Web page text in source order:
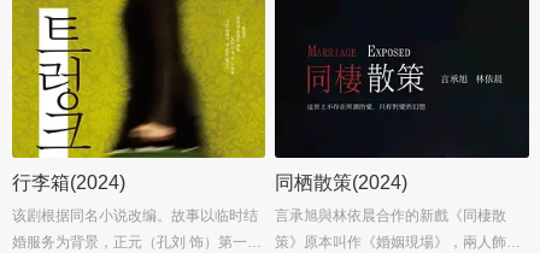
年 代 2023◎产 地 日本◎
类 别 剧情/喜剧/爱情...
行李箱(2024)
该剧根据同名小说改编。故事以临时结
婚服务为背景，正元（孔刘 饰）第一次
同栖散策(2024)
言承旭與林依晨合作的新戲《同棲散
策》原本叫作《婚姻現場》，兩人飾演